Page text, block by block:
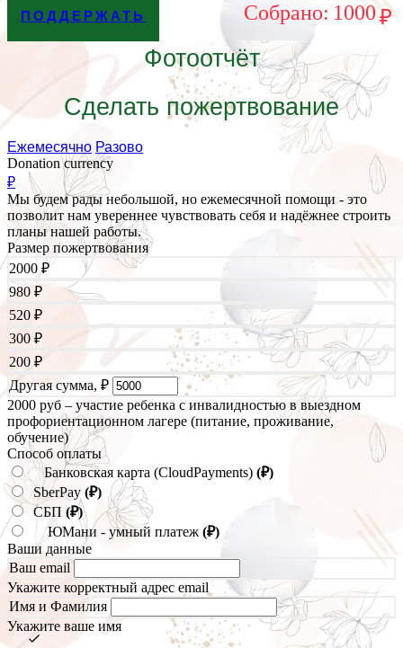
₽
1000
Cобрано:
ПОДДЕРЖАТЬ
Фотоотчёт
Сделать пожертвование
Ежемесячно Разово
Donation currency
₽
Мы будем рады небольшой, но ежемесячной помощи - это
позволит нам увереннее чувствовать себя и надёжнее строить
планы нашей работы.
Размер пожертвования
2000 ₽
980 ₽
520 ₽
300 ₽
200 ₽
Другая сумма, ₽
2000 руб – участие ребенка с инвалидностью в выездном
профориентационном лагере (питание, проживание,
обучение)
Способ оплаты
Банковская карта (CloudPayments) (₽)
SberPay (₽)
СБП (₽)
ЮМани - умный платеж (₽)
Ваши данные
Ваш email
Укажите корректный адрес email
Имя и Фамилия
Укажите ваше имя